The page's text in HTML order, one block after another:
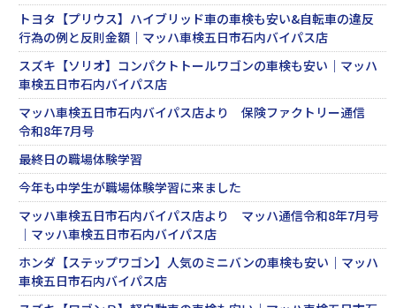
トヨタ【プリウス】ハイブリッド車の車検も安い&自転車の違反
行為の例と反則金額｜マッハ車検五日市石内バイパス店
スズキ【ソリオ】コンパクトトールワゴンの車検も安い｜マッハ
車検五日市石内バイパス店
マッハ車検五日市石内バイパス店より 保険ファクトリー通信
令和8年7月号
最終日の職場体験学習
今年も中学生が職場体験学習に来ました
マッハ車検五日市石内バイパス店より マッハ通信令和8年7月号
｜マッハ車検五日市石内バイパス店
ホンダ【ステップワゴン】人気のミニバンの車検も安い｜マッハ
車検五日市石内バイパス店